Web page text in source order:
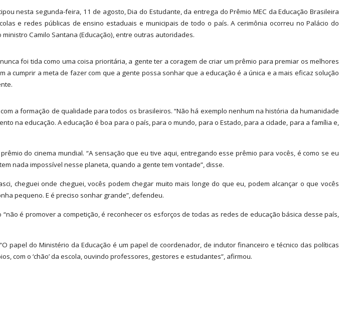
nesta segunda-feira, 11 de agosto, Dia do Estudante, da entrega do Prêmio MEC da Educação Brasileira
e redes públicas de ensino estaduais e municipais de todo o país. A cerimônia ocorreu no Palácio do
ministro Camilo Santana (Educação), entre outras autoridades.
foi tida como uma coisa prioritária, a gente ter a coragem de criar um prêmio para premiar os melhores
cumprir a meta de fazer com que a gente possa sonhar que a educação é a única e a mais eficaz solução
a formação de qualidade para todos os brasileiros. “Não há exemplo nenhum na história da humanidade
na educação. A educação é boa para o país, para o mundo, para o Estado, para a cidade, para a família e,
do cinema mundial. “A sensação que eu tive aqui, entregando esse prêmio para vocês, é como se eu
nada impossível nesse planeta, quando a gente tem vontade”, disse.
cheguei onde cheguei, vocês podem chegar muito mais longe do que eu, podem alcançar o que vocês
pequeno. E é preciso sonhar grande”, defendeu.
é promover a competição, é reconhecer os esforços de todas as redes de educação básica desse país,
papel do Ministério da Educação é um papel de coordenador, de indutor financeiro e técnico das políticas
com o ‘chão’ da escola, ouvindo professores, gestores e estudantes”, afirmou.